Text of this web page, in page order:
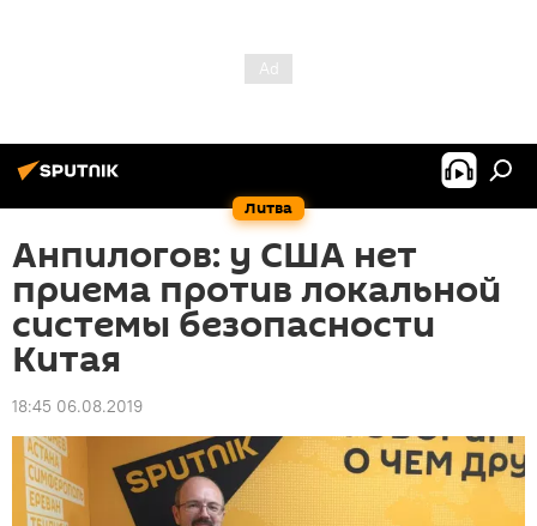
Литва
Анпилогов: у США нет
приема против локальной
системы безопасности
Китая
18:45 06.08.2019